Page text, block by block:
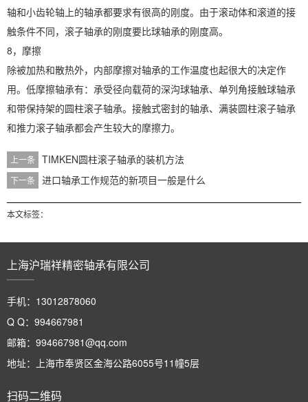
轴和小齿轮轴上的轴承都要求有很高的刚度。由于滚动体和滚道的接
触条件不同，滚子轴承的刚度要比球轴承的刚度高。
8，摩擦
除被加热和散热外，内部摩擦对轴承的工作温度也起很大的决定作
用。低摩擦轴承有：承受径向载荷的深沟球轴承、单列角接触球轴承
和带保持架的圆柱滚子轴承。接触式密封的轴承、满装圆柱滚子轴承
和推力滚子轴承都会产生较大的摩擦力。
上一条 TIMKEN圆柱滚子轴承的装机方法
下一条 进口轴承工作规范的新项目一般是什么
本文标签：
上海沪瑞祥精密轴承有限公司
手机：13012878060
Q Q：994667981
邮箱：994667981@qq.com
地址：上海市奉贤区金海公路6055号11幢5层
扫码二维码